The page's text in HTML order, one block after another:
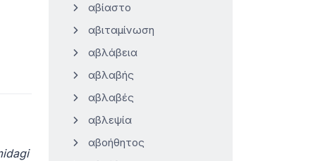
αβίαστο
αβιταμίνωση
αβλάβεια
αβλαβής
αβλαβές
αβλεψία
αβοήθητος